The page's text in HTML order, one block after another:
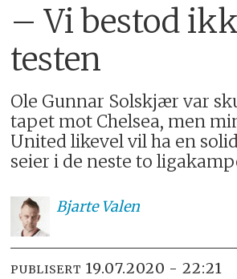
– Vi bestod
testen
Ole Gunnar Solskjær var
tapet mot Chelsea, men
United likevel vil ha en
seier i de neste to
Bjarte Valen
PUBLISERT 19.07.2020 - 22:21